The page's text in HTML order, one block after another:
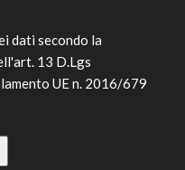
dati secondo la
13 D.Lgs
UE n. 2016/679